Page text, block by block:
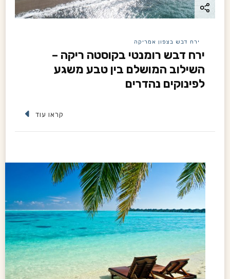
ירח דבש בצפון אמריקה
ירח דבש רומנטי בקוסטה ריקה –
השילוב המושלם בין טבע משגע
לפינוקים נהדרים
קראו עוד